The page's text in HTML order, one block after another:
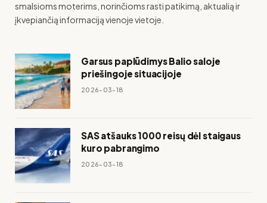
smalsioms moterims, norinčioms rasti patikimą, aktualią ir
įkvepiančią informaciją vienoje vietoje.
Garsus paplūdimys Balio saloje
priešingoje situacijoje
2026-03-18
SAS atšauks 1000 reisų dėl staigaus
kuro pabrangimo
2026-03-18